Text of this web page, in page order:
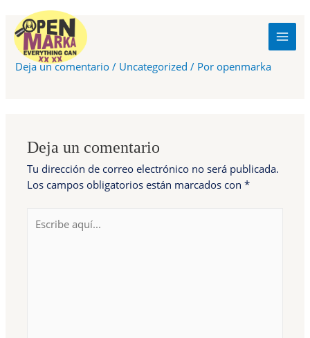
contenido
MAIN
Test
Deja un comentario / Uncategorized / Poropenmarka
Deja un comentario
Tu dirección de correo electrónico no será publicada.
Los campos obligatorios están marcados con*
aquí...